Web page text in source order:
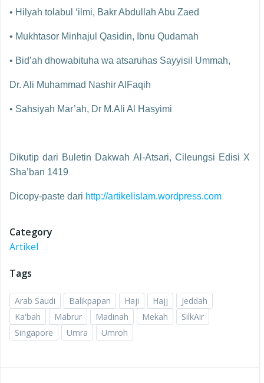
• Hilyah tolabul ‘ilmi, Bakr Abdullah Abu Zaed
• Mukhtasor Minhajul Qasidin, Ibnu Qudamah
• Bid’ah dhowabituha wa atsaruhas Sayyisil Ummah,
Dr. Ali Muhammad Nashir AlFaqih
• Sahsiyah Mar’ah, Dr M.Ali Al Hasyimi
Dikutip dari Buletin Dakwah Al-Atsari, Cileungsi Edisi X
Sha’ban 1419
Dicopy-paste dari http://artikelislam.wordpress.com
Category
Artikel
Tags
Arab Saudi Balikpapan Haji Hajj
Jeddah
Ka'bah
Mabrur Madinah Mekah
SilkAir
Singapore
Umra Umroh